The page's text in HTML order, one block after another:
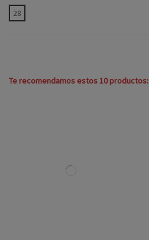
28
Te recomendamos estos 10 productos: